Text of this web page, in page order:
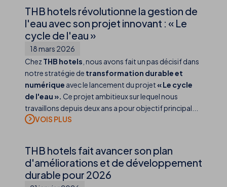
THB hotels révolutionne la gestion de
l'eau avec son projet innovant : « Le
cycle de l'eau »
18 mars 2026
Chez THB hotels , nous avons fait un pas décisif dans
notre stratégie de transformation durable et
numérique avec le lancement du projet « Le cycle
de l'eau ». Ce projet ambitieux sur lequel nous
travaillons depuis deux ans a pour objectif principal...
THB hotels fait avancer son plan
d'améliorations et de développement
durable pour 2026